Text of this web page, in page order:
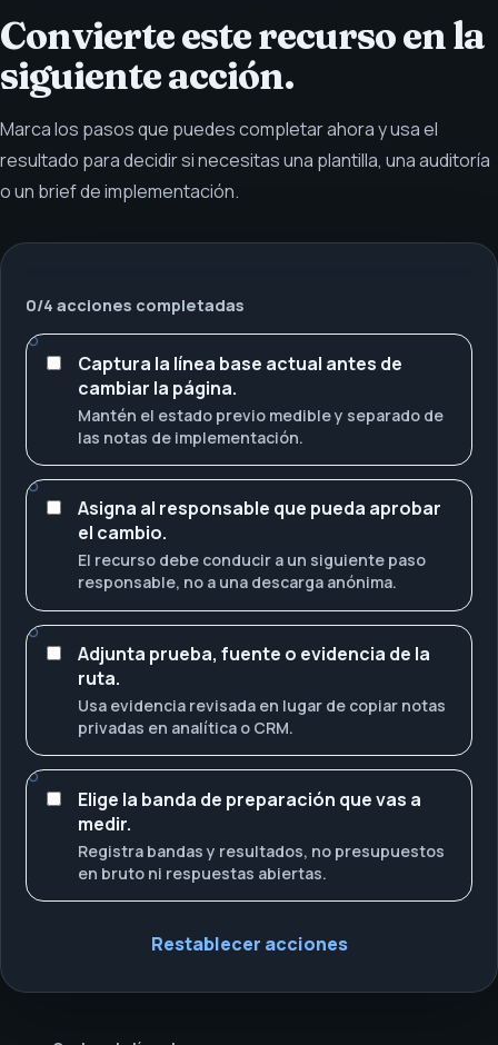
Convierte este recurso en la
siguiente acción.
Marca los pasos que puedes completar ahora y usa el
resultado para decidir si necesitas una plantilla, una auditoría
o un brief de implementación.
0/4 acciones completadas
Captura la línea base actual antes de
cambiar la página.
Mantén el estado previo medible y separado de
las notas de implementación.
Asigna al responsable que pueda aprobar
el cambio.
El recurso debe conducir a un siguiente paso
responsable, no a una descarga anónima.
Adjunta prueba, fuente o evidencia de la
ruta.
Usa evidencia revisada en lugar de copiar notas
privadas en analítica o CRM.
Elige la banda de preparación que vas a
medir.
Registra bandas y resultados, no presupuestos
en bruto ni respuestas abiertas.
Restablecer acciones